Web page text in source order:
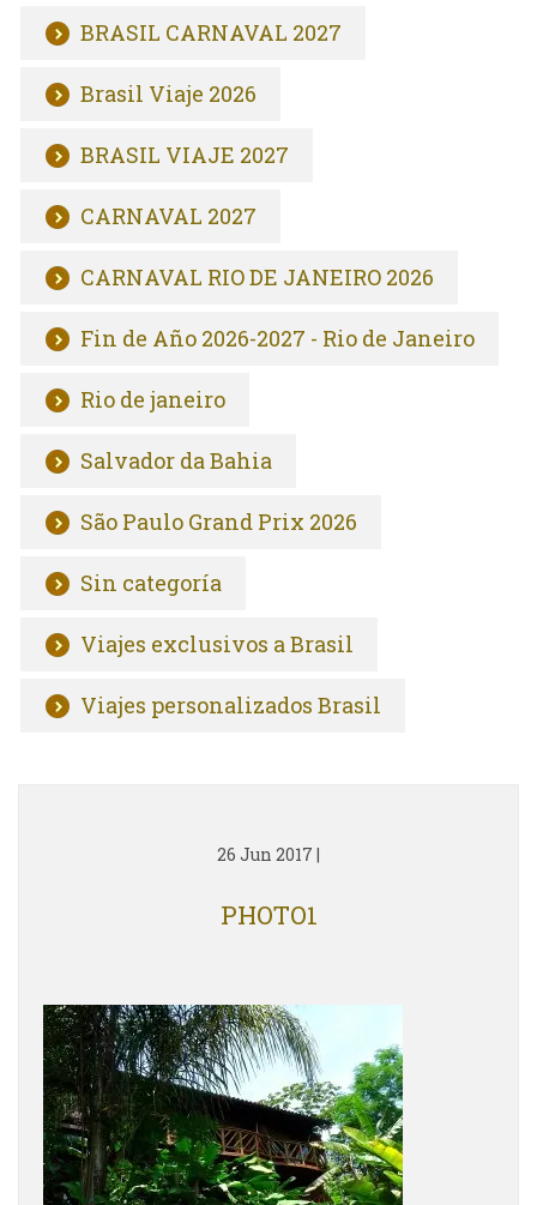
BRASIL CARNAVAL 2027
Brasil Viaje 2026
BRASIL VIAJE 2027
CARNAVAL 2027
CARNAVAL RIO DE JANEIRO 2026
Fin de Año 2026-2027 - Rio de Janeiro
Rio de janeiro
Salvador da Bahia
São Paulo Grand Prix 2026
Sin categoría
Viajes exclusivos a Brasil
Viajes personalizados Brasil
26 Jun 2017 |
PHOTO1